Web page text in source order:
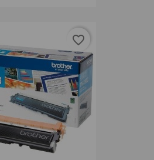
favorite_border